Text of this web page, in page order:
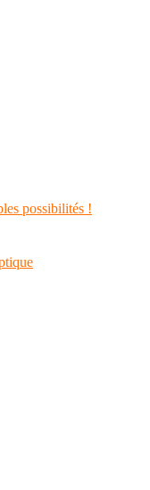
possibilités !